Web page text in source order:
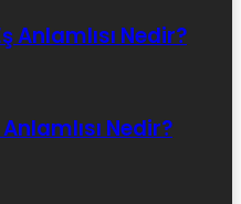
Anlamlısı Nedir?
Nedir?